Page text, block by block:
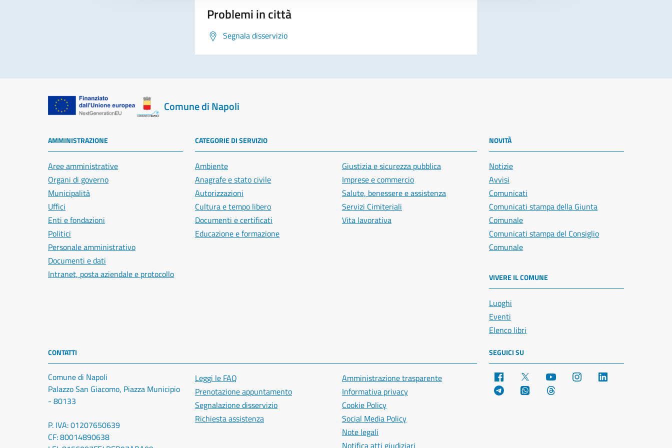
Problemi in città
Segnala disservizio
Comune di Napoli
AMMINISTRAZIONE
Aree amministrative
Organi di governo
Municipalità
Uffici
Enti e fondazioni
Politici
Personale amministrativo
Documenti e dati
Intranet, posta aziendale e protocollo
CATEGORIE DI SERVIZIO
Ambiente
Anagrafe e stato civile
Autorizzazioni
Cultura e tempo libero
Documenti e certificati
Educazione e formazione
Giustizia e sicurezza pubblica
Imprese e commercio
Salute, benessere e assistenza
Servizi Cimiteriali
Vita lavorativa
NOVITÀ
Notizie
Avvisi
Comunicati
Comunicati stampa della Giunta
Comunale
Comunicati stampa del Consiglio
Comunale
VIVERE IL COMUNE
Luoghi
Eventi
Elenco libri
CONTATTI
Comune di Napoli
Palazzo San Giacomo, Piazza Municipio
- 80133
P. IVA: 01207650639
CF: 80014890638
Leggi le FAQ
Prenotazione appuntamento
Segnalazione disservizio
Richiesta assistenza
Amministrazione trasparente
Informativa privacy
Cookie Policy
Social Media Policy
Note legali
SEGUICI SU
Facebook YouTube Instagram
Telegram WhatsApp